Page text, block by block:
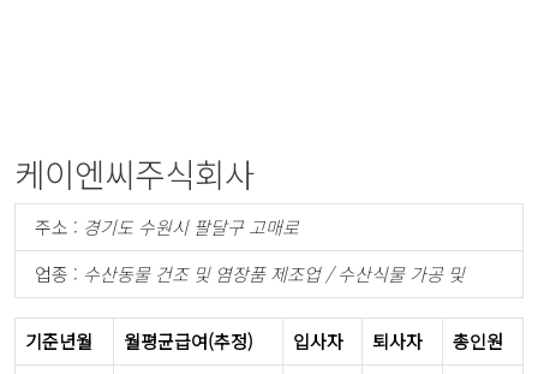
케이엔씨주식회사
주소 : 경기도 수원시 팔달구 고매로
업종 : 수산동물 건조 및 염장품 제조업 / 수산식물 가공 및
기준년월 월평균급여(추정) 입사자 퇴사자
총인원